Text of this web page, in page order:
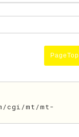
PageTop
cgi/mt/mt-